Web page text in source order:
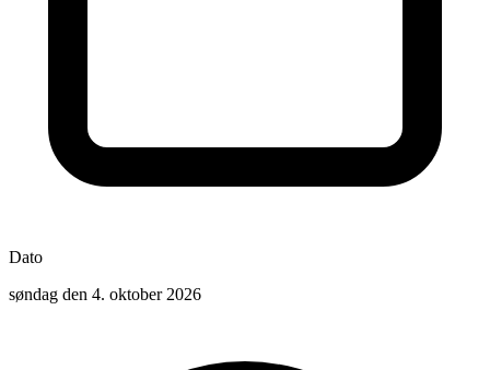
Dato
søndag den 4. oktober 2026